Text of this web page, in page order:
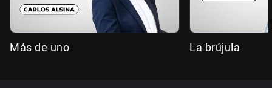
Más de uno La brújula